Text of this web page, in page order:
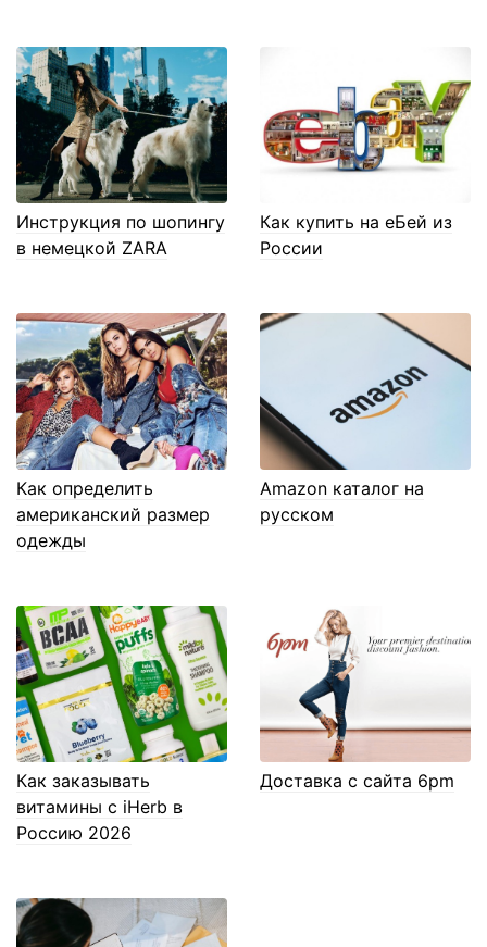
Инструкция по шопингу
в немецкой ZARA
Как купить на еБей из
России
Как определить
американский размер
одежды
Amazon каталог на
русском
Как заказывать
витамины с iHerb в
Россию 2026
Доставка с сайта 6pm